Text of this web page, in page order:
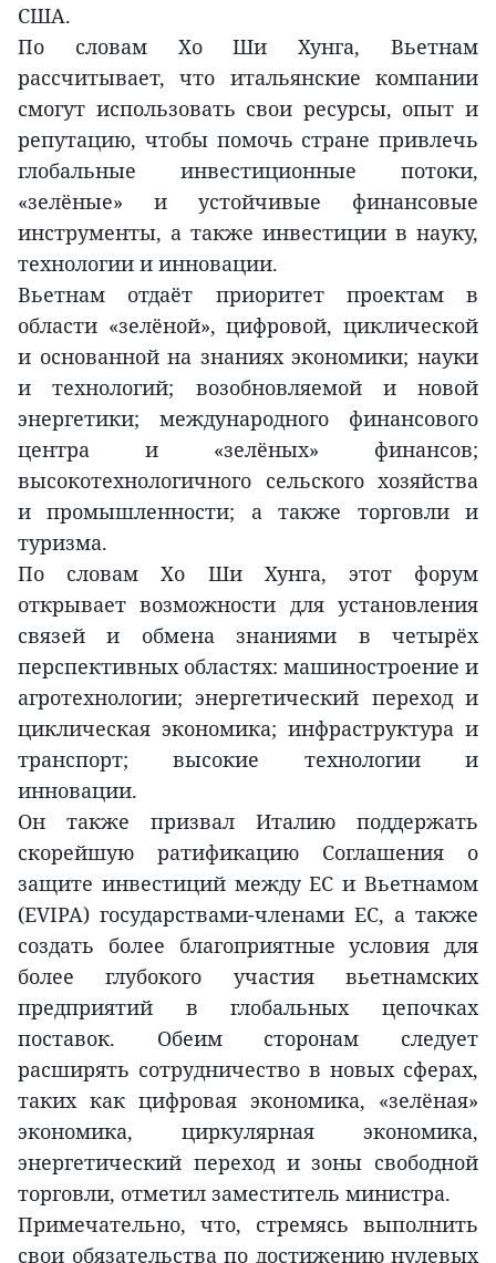
США.
По словам Хо Ши Хунга, Вьетнам
рассчитывает, что итальянские компании
смогут использовать свои ресурсы, опыт и
репутацию, чтобы помочь стране привлечь
глобальные инвестиционные потоки,
«зелёные» и устойчивые финансовые
инструменты, а также инвестиции в науку,
технологии и инновации.
Вьетнам отдаёт приоритет проектам в
области «зелёной», цифровой, циклической
и основанной на знаниях экономики; науки
и технологий; возобновляемой и новой
энергетики; международного финансового
центра и «зелёных» финансов;
высокотехнологичного сельского хозяйства
и промышленности; а также торговли и
туризма.
По словам Хо Ши Хунга, этот форум
открывает возможности для установления
связей и обмена знаниями в четырёх
перспективных областях: машиностроение и
агротехнологии; энергетический переход и
циклическая экономика; инфраструктура и
транспорт; высокие технологии и
инновации.
Он также призвал Италию поддержать
скорейшую ратификацию Соглашения о
защите инвестиций между ЕС и Вьетнамом
(EVIPA) государствами-членами ЕС, а также
создать более благоприятные условия для
более глубокого участия вьетнамских
предприятий в глобальных цепочках
поставок. Обеим сторонам следует
расширять сотрудничество в новых сферах,
таких как цифровая экономика, «зелёная»
экономика, циркулярная экономика,
энергетический переход и зоны свободной
торговли, отметил заместитель министра.
Примечательно, что, стремясь выполнить
свои обязательства по достижению нулевых